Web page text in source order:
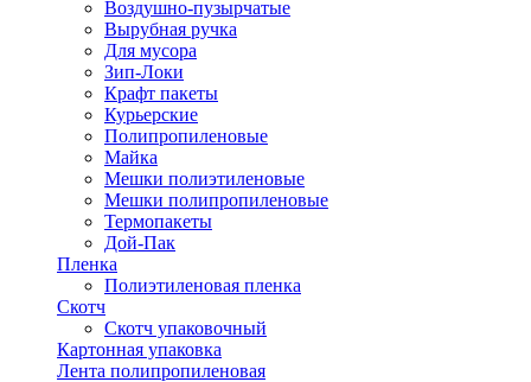
Воздушно-пузырчатые
Вырубная ручка
Для мусора
Зип-Локи
Крафт пакеты
Курьерские
Полипропиленовые
Майка
Мешки полиэтиленовые
Мешки полипропиленовые
Термопакеты
Дой-Пак
Пленка
Полиэтиленовая пленка
Скотч
Скотч упаковочный
Картонная упаковка
Лента полипропиленовая